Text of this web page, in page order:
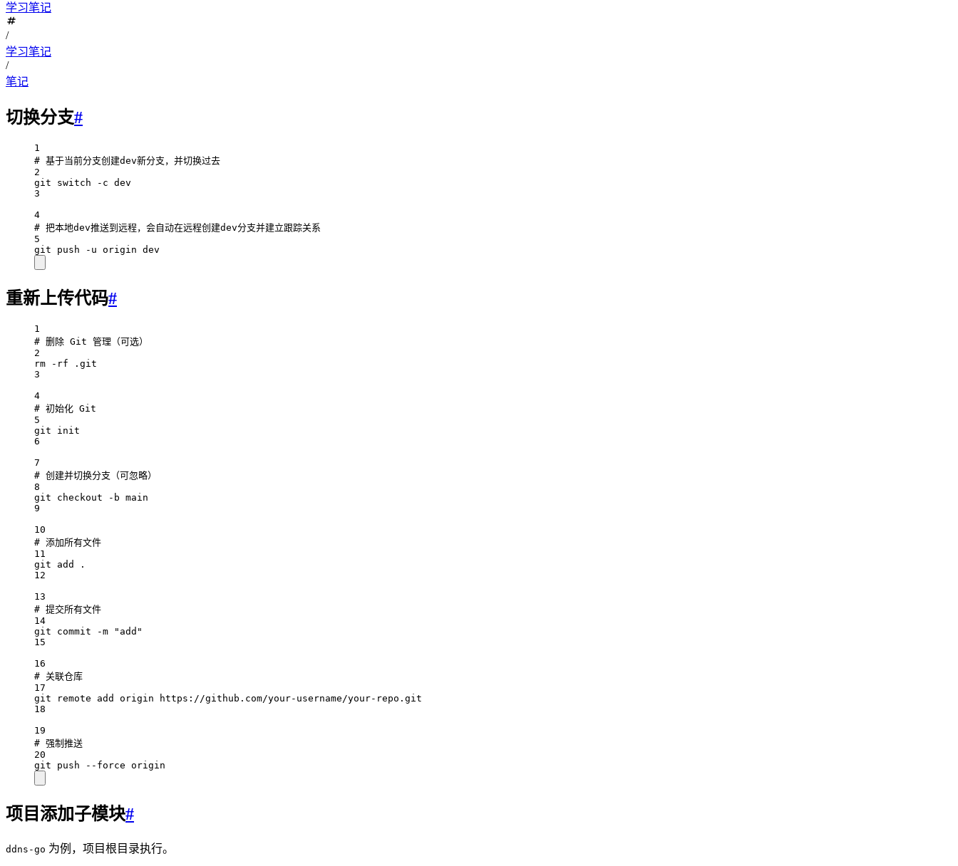
学习笔记
/
学习笔记
/
笔记
切换分支#
1
# 基于当前分支创建dev新分支，并切换过去
2
git switch -c dev
3
4
# 把本地dev推送到远程，会自动在远程创建dev分支并建立跟踪关系
5
git push -u origin dev
重新上传代码#
1
# 删除 Git 管理（可选）
2
rm -rf .git
3
4
# 初始化 Git
5
git init
6
7
# 创建并切换分支（可忽略）
8
git checkout -b main
9
10
# 添加所有文件
11
git add .
12
13
# 提交所有文件
14
git commit -m "add"
15
16
# 关联仓库
17
git remote add origin https://github.com/your-username/your-repo.git
18
19
# 强制推送
20
git push --force origin
项目添加子模块#
ddns-go 为例，项目根目录执行。